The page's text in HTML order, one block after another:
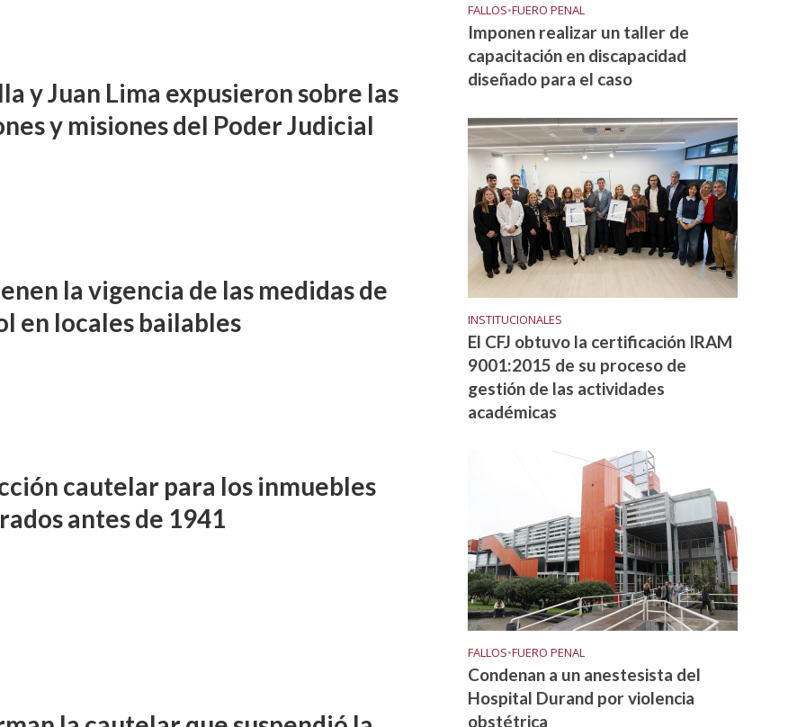
y Juan Lima expusieron sobre las
y misiones del Poder Judicial
la vigencia de las medidas de
en locales bailables
cautelar para los inmuebles
antes de 1941
FALLOS•FUERO PENAL
Imponen realizar un taller de
capacitación en discapacidad
diseñado para el caso
INSTITUCIONALES
El CFJ obtuvo la certificación IRAM
9001:2015 de su proceso de
gestión de las actividades
académicas
FALLOS•FUERO PENAL
Condenan a un anestesista del
Hospital Durand por violencia
obstétrica